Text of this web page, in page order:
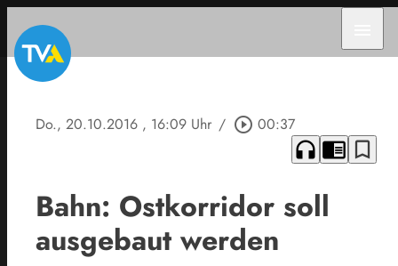
Do., 20.10.2016 , 16:09 Uhr / play_circle_outline 00:37
headphones chrome_reader_mode bookmark_border
Bahn: Ostkorridor soll
ausgebaut werden